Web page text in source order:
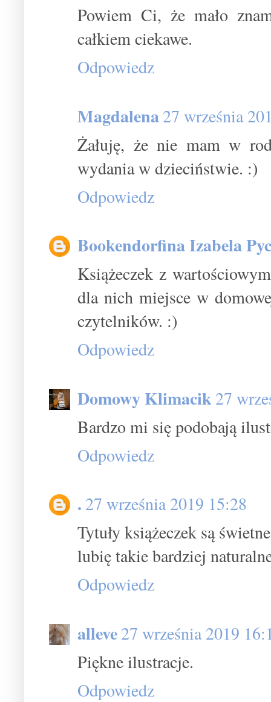
Powiem Ci, że mało
całkiem ciekawe.
Odpowiedz
Magdalena27 września
Żałuję, że nie mam w
wydania w dzieciństwie. :)
Odpowiedz
Bookendorfina Izabela
Książeczek z
dla nich miejsce w
czytelników. :)
Odpowiedz
Domowy Klimacik 27
Bardzo mi się podobają
Odpowiedz
. 27 września 2019 15:28
Tytuły książeczek są
lubię takie bardziej
Odpowiedz
alleve27 września 2019
Piękne ilustracje.
Odpowiedz